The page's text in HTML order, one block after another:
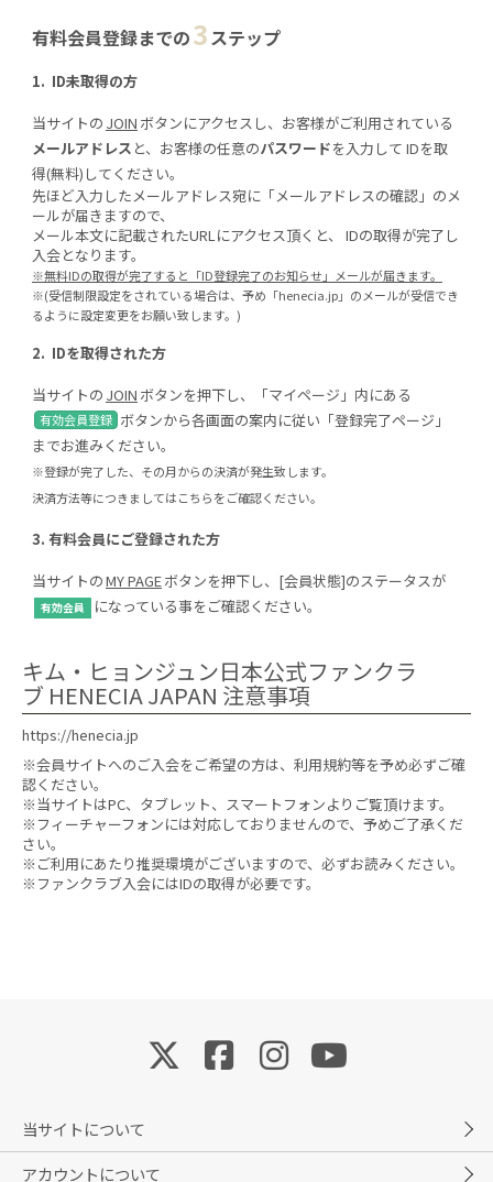
有料会員登録までの3ステップ
1. ID未取得の方
当サイトの JOIN ボタンにアクセスし、お客様がご利用されている
メールアドレス と、お客様の任意のパスワードを入力して IDを取
得(無料)してください。
先ほど入力したメールアドレス宛に「メールアドレスの確認」のメ
ールが届きますので、
メール本文に記載されたURLにアクセス頂くと、 IDの取得が完了し
入会となります。
※無料IDの取得が完了すると「ID登録完了のお知らせ」メールが届きます。
※(受信制限設定をされている場合は、予め「henecia.jp」のメールが受信でき
るように設定変更をお願い致します。)
2. IDを取得された方
当サイトの JOIN ボタンを押下し、「マイページ」内にある
有効会員登録 ボタンから各画面の案内に従い「登録完了ページ」
までお進みください。
※登録が完了した、その月からの決済が発生致します。
決済方法等につきましてはこちらをご確認ください。
3. 有料会員にご登録された方
当サイトのMY PAGEボタンを押下し、[会員状態]のステータスが
有効会員 になっている事をご確認ください。
キム・ヒョンジュン日本公式ファンクラ
ブ HENECIA JAPAN 注意事項
https://henecia.jp
※会員サイトへのご入会をご希望の方は、利用規約等を予め必ずご確
認ください。
※当サイトはPC、タブレット、スマートフォンよりご覧頂けます。
※フィーチャーフォンには対応しておりませんので、予めご了承くだ
さい。
※ご利用にあたり推奨環境がございますので、必ずお読みください。
※ファンクラブ入会にはIDの取得が必要です。
当サイトについて
アカウントについて